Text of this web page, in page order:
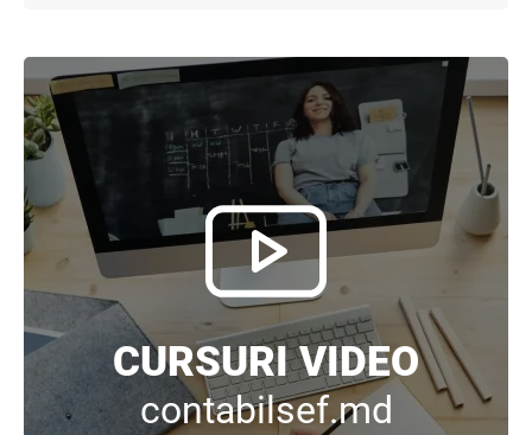
CURSURI VIDEO
contabilsef.md